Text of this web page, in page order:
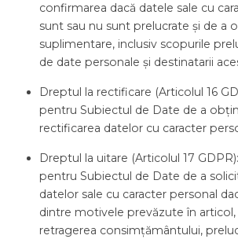
confirmarea dacă datele sale cu
sunt sau nu sunt prelucrate și de a
suplimentare, inclusiv scopurile
de date personale și destinatarii
Dreptul la rectificare (Articolul 16
pentru Subiectul de Date de a
rectificarea datelor cu caracter
Dreptul la uitare (Articolul 17
pentru Subiectul de Date de a
datelor sale cu caracter personal
dintre motivele prevăzute în articol,
retragerea consimțământului,